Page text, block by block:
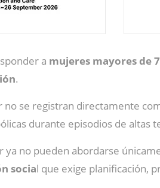
a mujeres mayores de
.
no se registran directamente
durante episodios de altas
ya no pueden abordarse
social que exige planificación,